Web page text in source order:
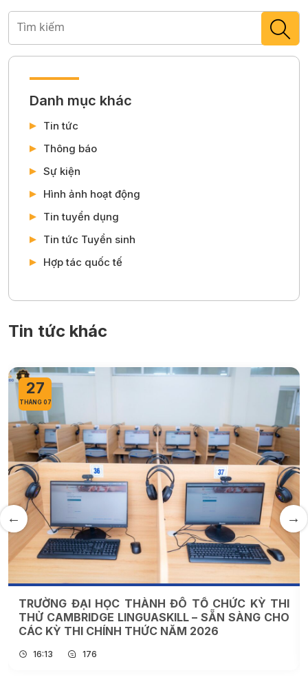
Danh mục khác
Tin tức
Thông báo
Sự kiện
Hình ảnh hoạt động
Tin tuyển dụng
Tin tức Tuyển sinh
Hợp tác quốc tế
Tin tức khác
27
THÁNG 07
TRƯỜNG ĐẠI HỌC THÀNH ĐÔ TỔ CHỨC KỲ THI
THỬ CAMBRIDGE LINGUASKILL – SẴN SÀNG CHO
CÁC KỲ THI CHÍNH THỨC NĂM 2026
16:13 176